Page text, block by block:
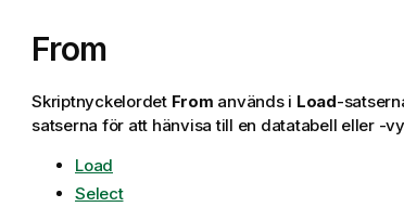
From
Skriptnyckelordet From används i Load-
satserna för att hänvisa till en datatabell eller -
Load
Select